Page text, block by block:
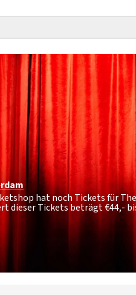
hat noch Tickets für
dieser Tickets beträgt€44,-